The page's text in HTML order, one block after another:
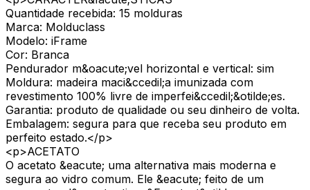
Quantidade recebida: 15 molduras
Marca: Molduclass
Modelo: iFrame
Cor: Branca
Pendurador m&oacute;vel horizontal e vertical: sim
Moldura: madeira maci&ccedil;a imunizada com
revestimento 100% livre de imperfei&ccedil;&otilde;es.
Garantia: produto de qualidade ou seu dinheiro de volta.
Embalagem: segura para que receba seu produto em
perfeito estado.</p>
<p>ACETATO
O acetato &eacute; uma alternativa mais moderna e
segura ao vidro comum. Ele &eacute; feito de um